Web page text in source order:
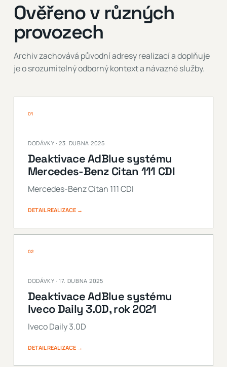
Ověřeno v různých
provozech
Archiv zachovává původní adresy realizací a doplňuje
je o srozumitelný odborný kontext a návazné služby.
01
DODÁVKY · 23. DUBNA 2025
Deaktivace AdBlue systému
Mercedes-Benz Citan 111 CDI
Mercedes-Benz Citan 111 CDI
DETAIL REALIZACE →
02
DODÁVKY · 17. DUBNA 2025
Deaktivace AdBlue systému
Iveco Daily 3.0D, rok 2021
Iveco Daily 3.0D
DETAIL REALIZACE →